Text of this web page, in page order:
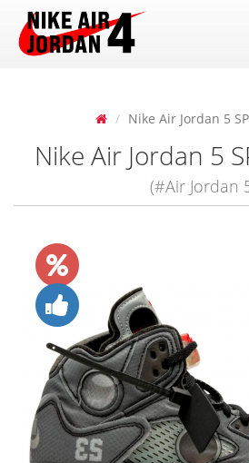
Nike Air Jordan 5
Nike Air Jordan 5
(#Air Jordan